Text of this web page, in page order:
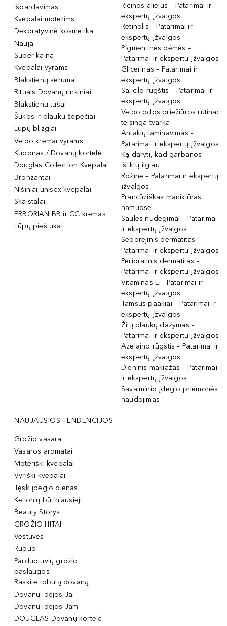
Išpardavimas
Kvepalai moterims
Dekoratyvinė kosmetika
Nauja
Super kaina
Kvepalai vyrams
Blakstienų serumai
Rituals Dovanų rinkiniai
Blakstienų tušai
Šukos ir plaukų šepečiai
Lūpų blizgiai
Veido kremai vyrams
Kuponas / Dovanų kortelė
Douglas Collection Kvepalai
Bronzantai
Nišiniai unisex kvepalai
Skaistalai
ERBORIAN BB ir CC kremas
Lūpų pieštukai
Ricinos aliejus – Patarimai ir
ekspertų įžvalgos
Retinolis – Patarimai ir
ekspertų įžvalgos
Pigmentinės dėmės –
Patarimai ir ekspertų įžvalgos
Glicerinas – Patarimai ir
ekspertų įžvalgos
Salicilo rūgštis – Patarimai ir
ekspertų įžvalgos
Veido odos priežiūros rutina:
teisinga tvarka
Antakių laminavimas –
Patarimai ir ekspertų įžvalgos
Ką daryti, kad garbanos
išliktų ilgiau
Rožinė – Patarimai ir ekspertų
įžvalgos
Prancūziškas manikiūras
namuose
Saulės nudegimai – Patarimai
ir ekspertų įžvalgos
Seborėjinis dermatitas –
Patarimai ir ekspertų įžvalgos
Perioralinis dermatitas –
Patarimai ir ekspertų įžvalgos
Vitaminas E – Patarimai ir
ekspertų įžvalgos
Tamsūs paakiai – Patarimai ir
ekspertų įžvalgos
Žilų plaukų dažymas –
Patarimai ir ekspertų įžvalgos
Azelaino rūgštis – Patarimai ir
ekspertų įžvalgos
Dieninis makiažas – Patarimai
ir ekspertų įžvalgos
Savaiminio įdegio priemonės
naudojimas
NAUJAUSIOS TENDENCIJOS
Grožio vasara
Vasaros aromatai
Moteriški kvepalai
Vyriški kvepalai
Tęsk įdegio dienas
Kelionių būtiniausieji
Beauty Storys
GROŽIO HITAI
Vestuvės
Ruduo
Parduotuvių grožio
paslaugos
Raskite tobulą dovaną
Dovanų idėjos Jai
Dovanų idėjos Jam
DOUGLAS Dovanų kortelė